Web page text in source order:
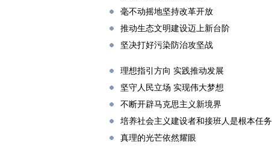
毫不动摇地坚持改革开放
推动生态文明建设迈上新台阶
坚决打好污染防治攻坚战
理想指引方向 实践推动发展
坚守人民立场 实现伟大梦想
不断开辟马克思主义新境界
培养社会主义建设者和接班人是根本任务
真理的光芒依然耀眼